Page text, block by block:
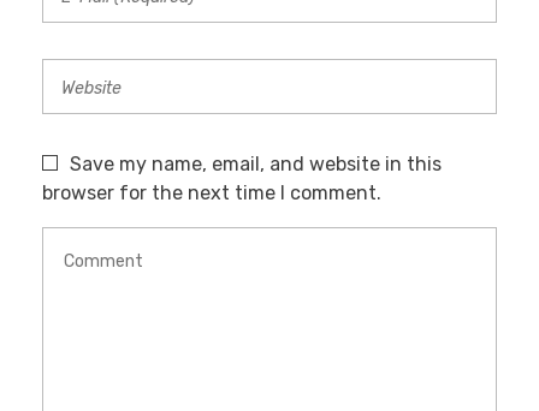
Save my name, email, and website in this
browser for the next time I comment.